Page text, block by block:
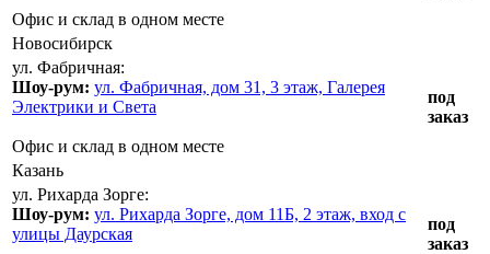
Офис и склад в одном месте
Новосибирск
ул. Фабричная:
Шоу-рум: ул. Фабричная, дом 31, 3 этаж, Галерея
Электрики и Света
Офис и склад в одном месте
под
заказ
Казань
ул. Рихарда Зорге:
Шоу-рум: ул. Рихарда Зорге, дом 11Б, 2 этаж, вход с
улицы Даурская
под
заказ